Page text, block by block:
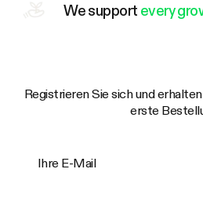
We support every
Registrieren Sie sich und
erste